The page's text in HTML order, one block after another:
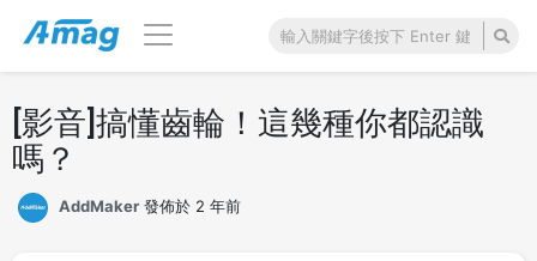
[影音]搞懂齒輪！這幾種你都認識
嗎？
AddMaker 發佈於 2 年前